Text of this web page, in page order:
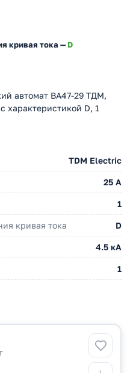
кривая тока —D
автомат ВА47-29 ТДМ,
характеристикой D, 1
TDM Electric
25 A
1
кривая тока D
4.5 кА
1